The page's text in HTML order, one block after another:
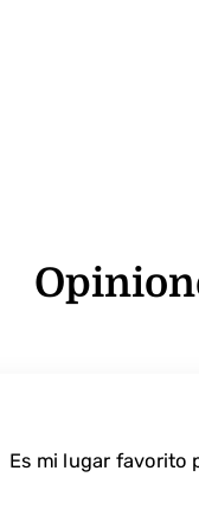
Es mi lugar favorito